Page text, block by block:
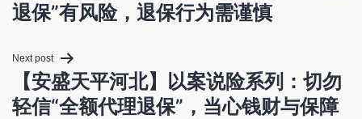
退保”有风险，退保行为需谨慎
Next post
【安盛天平河北】以案说险系列：切勿
轻信“全额代理退保”，当心钱财与保障